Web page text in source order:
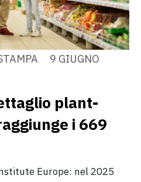
9 GIUGNO
plant-
i 669
Europe: nel 2025